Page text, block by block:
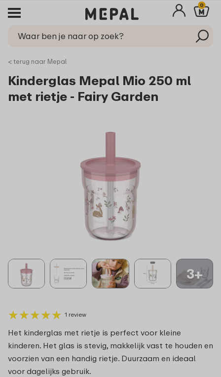
0
< terug naar Mepal
Kinderglas Mepal Mio 250 ml
met rietje - Fairy Garden
3+
★★★★★
★★★★★ 1 review
Het kinderglas met rietje is perfect voor kleine
kinderen. Het glas is stevig, makkelijk vast te houden en
voorzien van een handig rietje. Duurzaam en ideaal
voor dagelijks gebruik.